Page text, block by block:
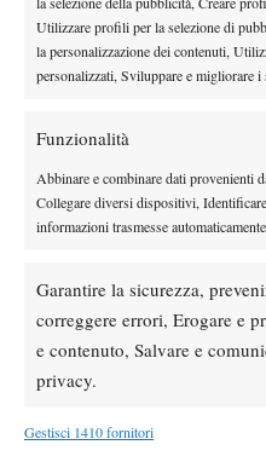
Utilizzare profili per la selezione di
la personalizzazione dei contenuti,
personalizzati, Sviluppare e migliorare i
Funzionalità
Abbinare e combinare dati provenienti
Collegare diversi dispositivi,
informazioni trasmesse
Garantire la sicurezza,
correggere errori, Erogare e
e contenuto, Salvare e
privacy.
Gestisci 1410 fornitori
siamo un’organizzazione
radici del tennis, all’ITF,
Probabilmente dobbiamo
parte e dall’altra,
sono
passi l’uno verso l’altro in
concluso Mauresmo –,che
reciproca, maa mio avviso